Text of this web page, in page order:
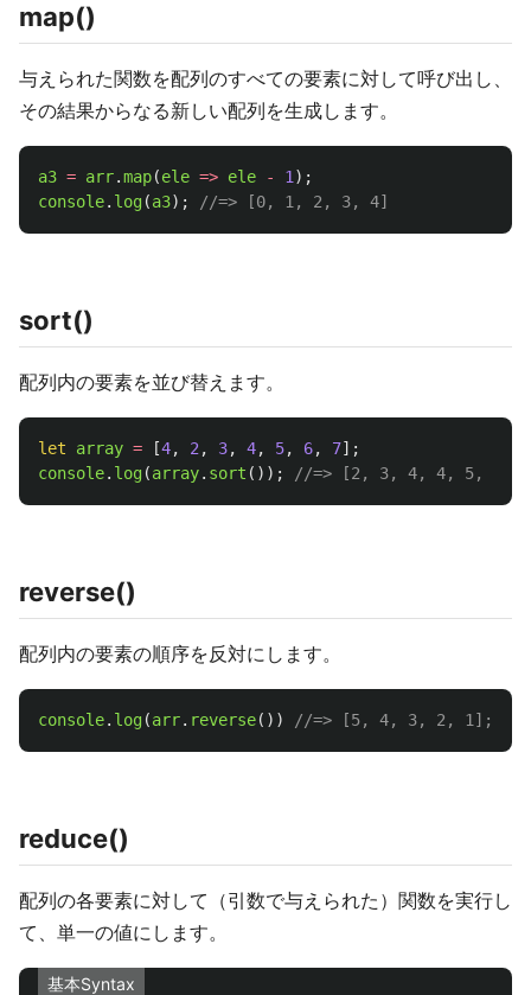
map()
与えられた関数を配列のすべての要素に対して呼び出し、
その結果からなる新しい配列を生成します。
a3 = arr.map(ele => ele - 1 );
console. log(a3); //=> [0, 1, 2, 3, 4]
sort()
配列内の要素を並び替えます。
let array = [4, 2 , 3, 4, 5, 6, 7];
console. log(array. sort ()); //=> [2, 3, 4, 4, 5, 6,
reverse()
配列内の要素の順序を反対にします。
console. log(arr. reverse()) //=> [5, 4, 3, 2, 1];
reduce()
配列の各要素に対して（引数で与えられた）関数を実行し
て、単一の値にします。
基本Syntax